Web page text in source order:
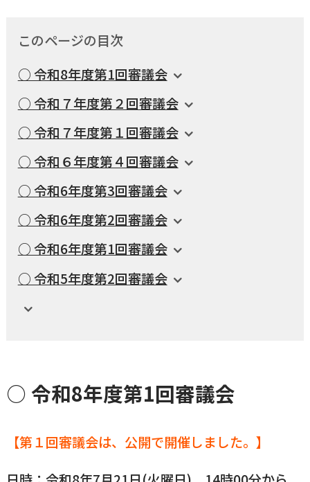
引っ越し／移住・定住
おくやみ
よこハグ
手続きガイド
横瀬町（町長） へのご意見等
横瀬町公式note
暮らしの便利帳「わかる」
TEL 0494-25-0111
（土曜、日曜、祝日、年末年始を覗く）
窓口案内 トップページ
メニューを閉じる
このページの目次
○ 令和8年度第1回審議会
○ 令和７年度第２回審議会
○ 令和７年度第１回審議会
○ 令和６年度第４回審議会
○ 令和6年度第3回審議会
○ 令和6年度第2回審議会
○ 令和6年度第1回審議会
○ 令和5年度第2回審議会
○ 令和8年度第1回審議会
【第１回審議会は、公開で開催しました。】